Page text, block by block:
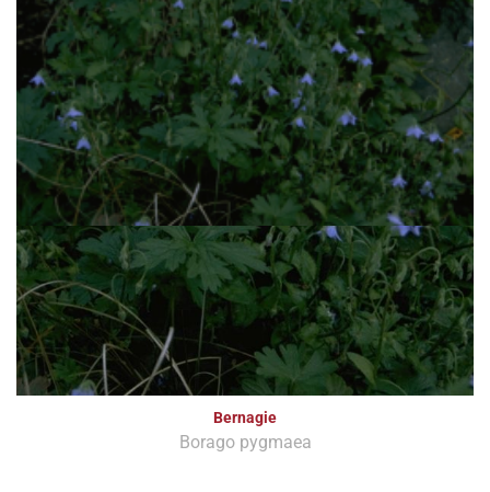
Bernagie
Borago pygmaea